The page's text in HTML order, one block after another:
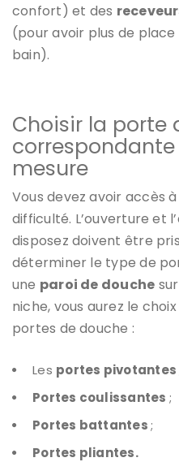
confort) et des
(pour avoir plus de
bain).
Choisir la porte
mesure
Vous devez avoir accès
difficulté. L’ouverture et
disposez doivent être
déterminer le type de
une paroi de douche
niche, vous aurez le
portes de douche :
Les portes pivotantes
Portes coulissantes ;
Portes battantes;
Portes pliantes.